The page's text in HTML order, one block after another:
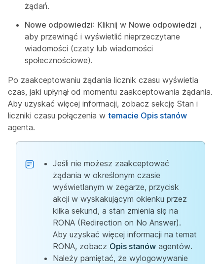
żądań.
Nowe odpowiedzi: Kliknij w Nowe odpowiedzi ,
aby przewinąć i wyświetlić nieprzeczytane
wiadomości (czaty lub wiadomości
społecznościowe).
Po zaakceptowaniu żądania licznik czasu wyświetla
czas, jaki upłynął od momentu zaakceptowania żądania.
Aby uzyskać więcej informacji, zobacz sekcję Stan i
liczniki czasu połączenia w temacie Opis stanów
agenta.
Jeśli nie możesz zaakceptować
żądania w określonym czasie
wyświetlanym w zegarze, przycisk
akcji w wyskakującym okienku przez
kilka sekund, a stan zmienia się na
RONA (Redirection on No Answer).
Aby uzyskać więcej informacji na temat
RONA, zobacz Opis stanów agentów.
Należy pamiętać, że wylogowywanie